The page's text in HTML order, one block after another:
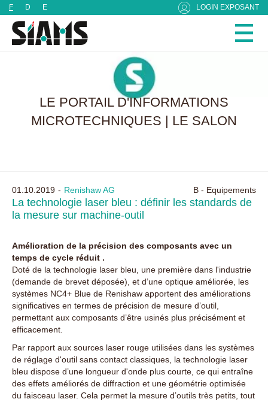
F D E LOGIN EXPOSANT
LE PORTAIL D'INFORMATIONS
MICROTECHNIQUES | LE SALON
01.10.2019 Renishaw AG B - Equipements
La technologie laser bleu : définir les standards de
la mesure sur machine-outil
Amélioration de la précision des composants avec un
temps de cycle réduit .
Doté de la technologie laser bleu, une première dans l'industrie
(demande de brevet déposée), et d’une optique améliorée, les
systèmes NC4+ Blue de Renishaw apportent des améliorations
significatives en termes de précision de mesure d’outil,
permettant aux composants d’être usinés plus précisément et
efficacement.
Par rapport aux sources laser rouge utilisées dans les systèmes
de réglage d'outil sans contact classiques, la technologie laser
bleu dispose d’une longueur d'onde plus courte, ce qui entraîne
des effets améliorés de diffraction et une géométrie optimisée
du faisceau laser. Cela permet la mesure d’outils très petits, tout
Panneau de gestion des cookies